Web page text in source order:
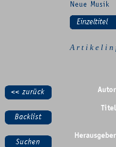
A r t i k e l i n